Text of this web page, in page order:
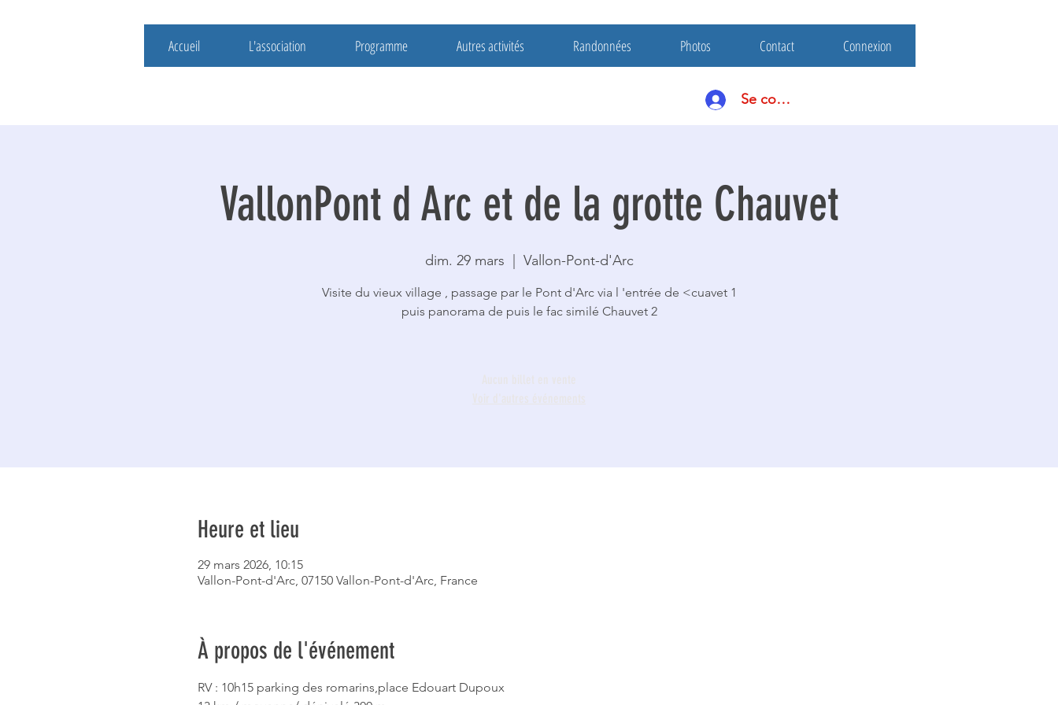
Accueil L'association Programme Autres activités Randonnées Photos Contact Connexion
Se connecter
VallonPont d Arc et de la grotte Chauvet
dim. 29 mars Vallon-Pont-d'Arc
Visite du vieux village , passage par le Pont d'Arc via l 'entrée de <cuavet 1
puis panorama de puis le fac similé Chauvet 2
Heure et lieu
29 mars 2026, 10:15
Vallon-Pont-d'Arc, 07150 Vallon-Pont-d'Arc, France
À propos de l'événement
RV : 10h15 parking des romarins,place Edouart Dupoux